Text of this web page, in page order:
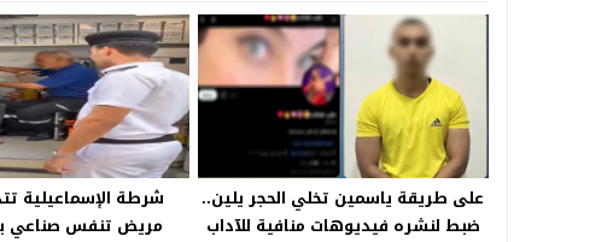
على طريقة ياسمين تخلي الحجر يلين..
ضبط لنشره فيديوهات منافية للآداب
شرطة الإسماعيلية
مريض تنفس صناعي